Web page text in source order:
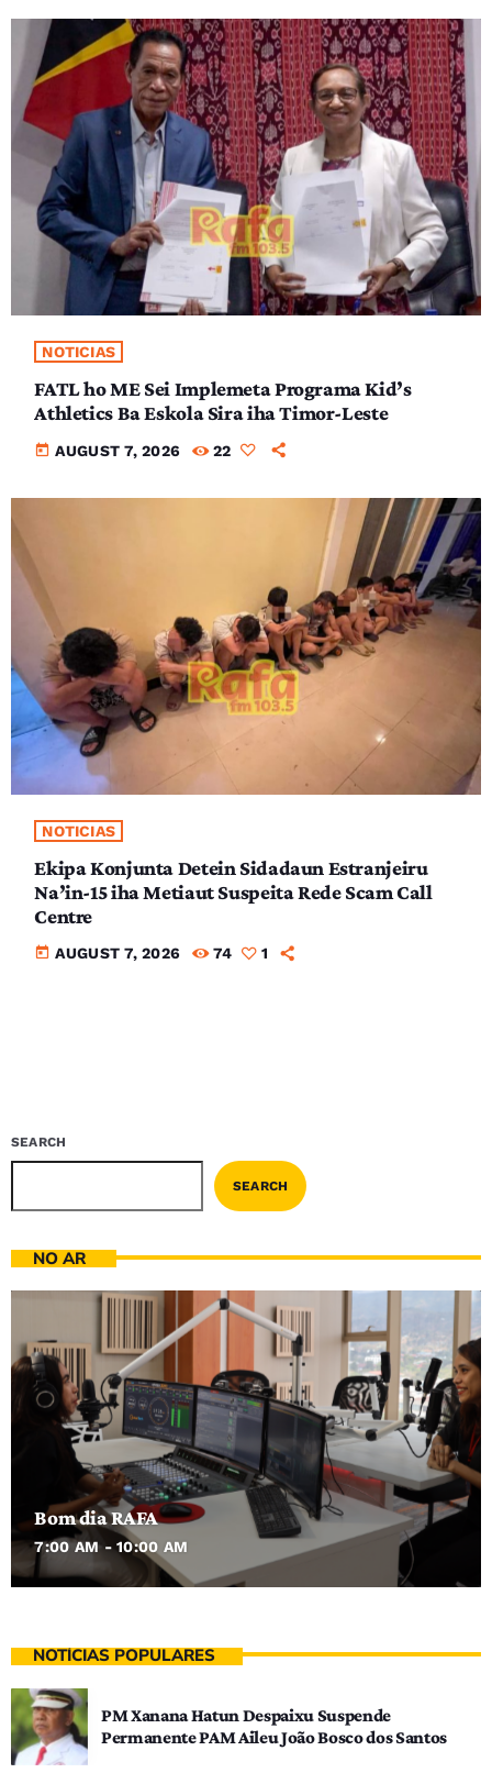
NOTICIAS
FATL ho ME Sei Implemeta Programa Kid’s
Athletics Ba Eskola Sira iha Timor-Leste
today AUGUST 7, 2026 22
NOTICIAS
Ekipa Konjunta Detein Sidadaun Estranjeiru
Na’in-15 iha Metiaut Suspeita Rede Scam Call
Centre
today AUGUST 7, 2026 74 1
SEARCH
SEARCH
NO AR
Bom dia RAFA
7:00 AM - 10:00 AM
NOTÍCIAS POPULARES
PM Xanana Hatun Despaixu Suspende
Permanente PAM Aileu João Bosco dos Santos